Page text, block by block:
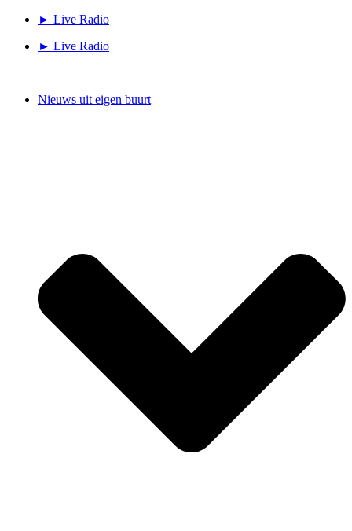
► Live Radio
► Live Radio
Nieuws uit eigen buurt